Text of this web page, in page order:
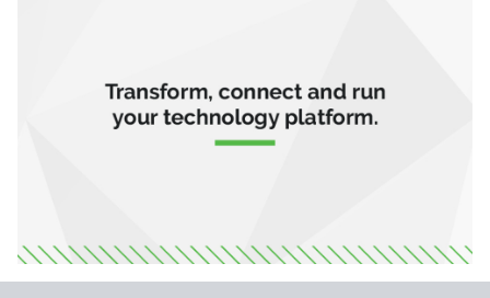
就活成功ガイド
学校向けプラン